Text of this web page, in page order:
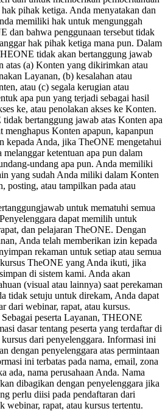
pihak ketiga. Anda menyatakan dan
memiliki hak untuk mengunggah
dan bahwa penggunaan tersebut tidak
hak pihak ketiga mana pun. Dalam
tidak akan bertanggung jawab
atas (a) Konten yang dikirimkan atau
Layanan, (b) kesalahan atau
atau (c) segala kerugian atau
apa pun yang terjadi sebagai hasil
ke, atau penolakan akses ke Konten.
bertanggung jawab atas Konten apa
menghapus Konten apapun, kapanpun
kepada Anda, jika TheONE mengetahui
ketentuan apa pun dalam
undang apa pun. Anda memiliki
yang sudah Anda miliki dalam Konten
posting, atau tampilkan pada atau
untuk mematuhi semua
dapat memilih untuk
dan pelajaran TheONE. Dengan
Anda telah memberikan izin kepada
rekaman untuk setiap atau semua
TheONE yang Anda ikuti, jika
di sistem kami. Anda akan
(visual atau lainnya) saat perekaman
tidak setuju untuk direkam, Anda dapat
dari webinar, rapat, atau kursus.
Sebagai peserta Layanan, THEONE
dasar tentang peserta yang terdaftar di
dari penyelenggara. Informasi ini
dengan penyelenggara atas permintaan
ini terbatas pada nama, email, zona
ada, nama perusahaan Anda. Nama
dibagikan dengan penyelenggara jika
perlu diisi pada pendaftaran dari
webinar, rapat, atau kursus tertentu.